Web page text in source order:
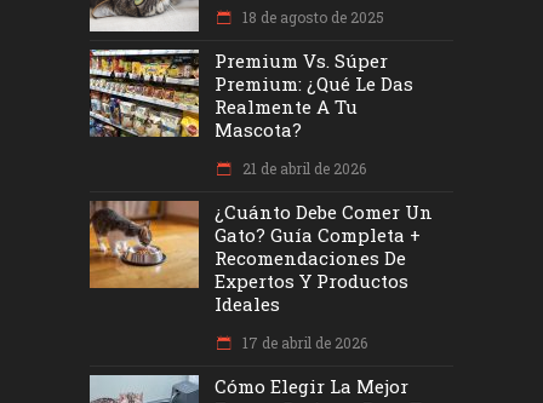
18 de agosto de 2025
Premium Vs. Súper
Premium: ¿Qué Le Das
Realmente A Tu
Mascota?
21 de abril de 2026
¿Cuánto Debe Comer Un
Gato? Guía Completa +
Recomendaciones De
Expertos Y Productos
Ideales
17 de abril de 2026
Cómo Elegir La Mejor